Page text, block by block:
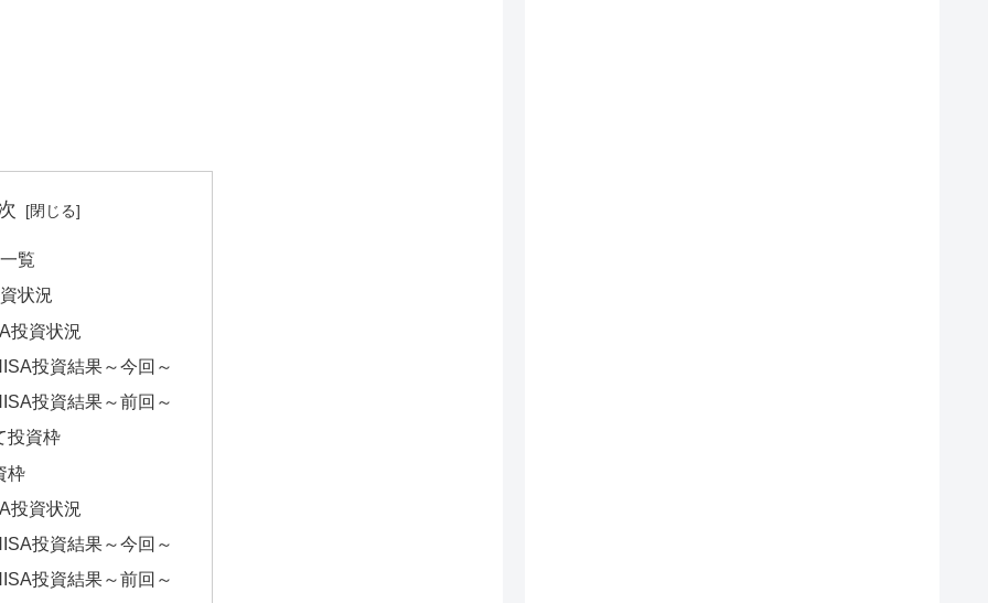
覧
状況
投資状況
投資結果～今回～
投資結果～前回～
投資枠
枠
投資状況
投資結果～今回～
投資結果～前回～